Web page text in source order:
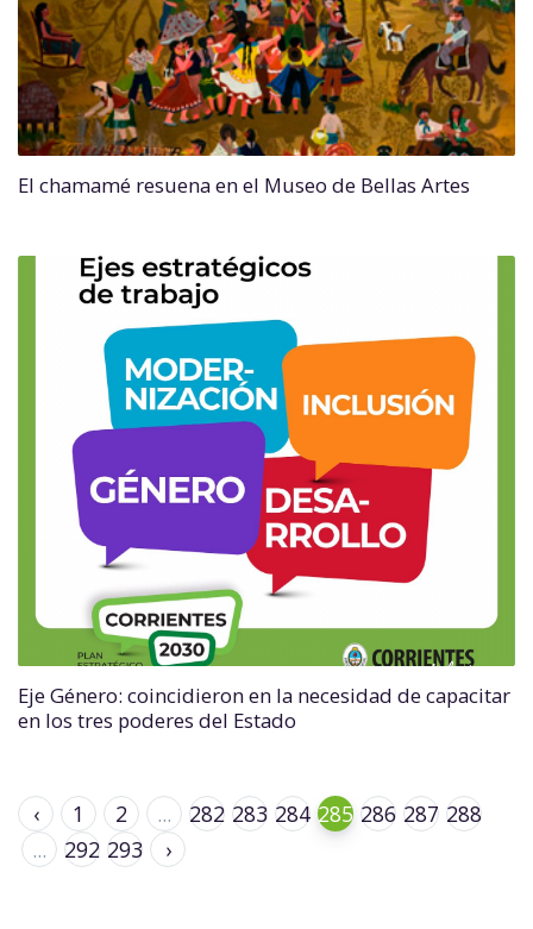
El chamamé resuena en el Museo de Bellas Artes
Eje Género: coincidieron en la necesidad de capacitar
en los tres poderes del Estado
‹ 1 2 ... 282 283 284 285 286 287 288
...
292 293 ›